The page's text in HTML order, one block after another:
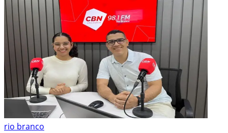
rio branco